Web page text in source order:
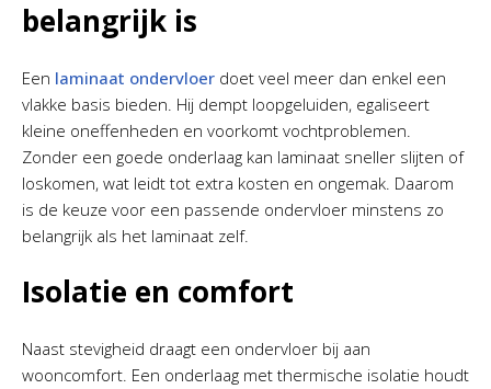
belangrijk is
Een laminaat ondervloer doet veel meer dan enkel een
vlakke basis bieden. Hij dempt loopgeluiden, egaliseert
kleine oneffenheden en voorkomt vochtproblemen.
Zonder een goede onderlaag kan laminaat sneller slijten of
loskomen, wat leidt tot extra kosten en ongemak. Daarom
is de keuze voor een passende ondervloer minstens zo
belangrijk als het laminaat zelf.
Isolatie en comfort
Naast stevigheid draagt een ondervloer bij aan
wooncomfort. Een onderlaag met thermische isolatie houdt